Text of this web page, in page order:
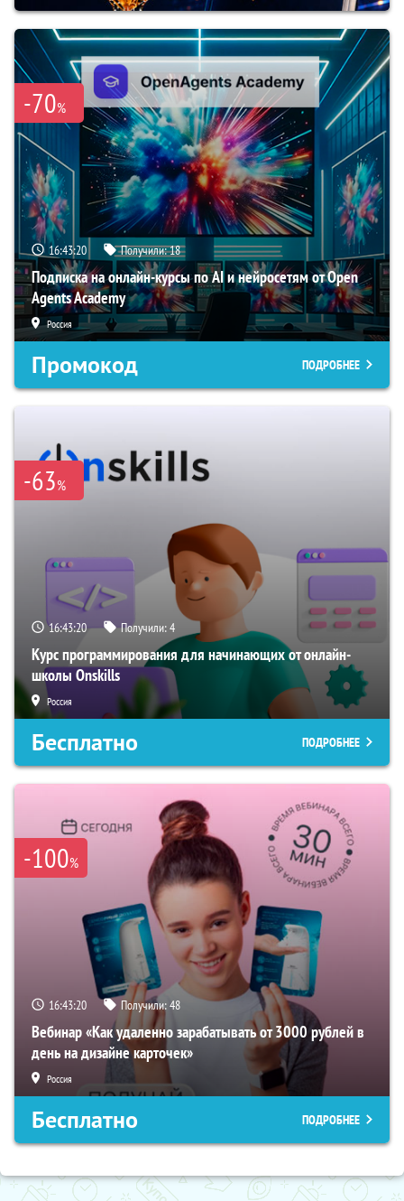
-70%
16:43:19 Получили:18
Подписка на онлайн-курсы по AI и нейросетям от Open
Agents Academy
Россия
Промокод ПОДРОБНЕЕ
-63%
16:43:19 Получили:4
Курс программирования для начинающих от онлайн-
школы Onskills
Россия
Бесплатно ПОДРОБНЕЕ
-100%
16:43:19 Получили:48
Вебинар «Как удаленно зарабатывать от 3000 рублей в
день на дизайне карточек»
Россия
Бесплатно ПОДРОБНЕЕ